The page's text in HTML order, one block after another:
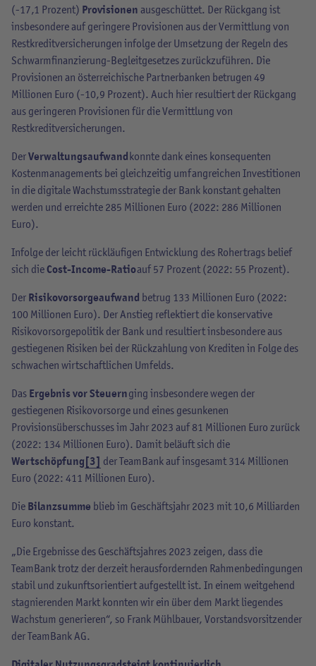
(-17,1 Prozent) Provisionen ausgeschüttet. Der Rückgang ist
insbesondere auf geringere Provisionen aus der Vermittlung von
Restkreditversicherungen infolge der Umsetzung der Regeln des
Schwarmfinanzierung-Begleitgesetzes zurückzuführen. Die
Provisionen an österreichische Partnerbanken betrugen 49
Millionen Euro (-10,9 Prozent). Auch hier resultiert der Rückgang
aus geringeren Provisionen für die Vermittlung von
Restkreditversicherungen.
DerVerwaltungsaufwandkonnte dank eines konsequenten
Kostenmanagements bei gleichzeitig umfangreichen Investitionen
in die digitale Wachstumsstrategie der Bank konstant gehalten
werden und erreichte 285 Millionen Euro (2022: 286 Millionen
Euro).
Infolge der leicht rückläufigen Entwicklung des Rohertrags belief
sich dieCost-Income-Ratioauf 57 Prozent (2022: 55 Prozent).
Der Risikovorsorgeaufwand betrug 133 Millionen Euro (2022:
100 Millionen Euro). Der Anstieg reflektiert die konservative
Risikovorsorgepolitik der Bank und resultiert insbesondere aus
gestiegenen Risiken bei der Rückzahlung von Krediten in Folge des
schwachen wirtschaftlichen Umfelds.
Das Ergebnis vor Steuernging insbesondere wegen der
gestiegenen Risikovorsorge und eines gesunkenen
Provisionsüberschusses im Jahr 2023 auf 81 Millionen Euro zurück
(2022: 134 Millionen Euro). Damit beläuft sich die
Wertschöpfung[3] der TeamBank auf insgesamt 314 Millionen
Euro (2022: 411 Millionen Euro).
Die Bilanzsumme blieb im Geschäftsjahr 2023 mit 10,6 Milliarden
Euro konstant.
„Die Ergebnisse des Geschäftsjahres 2023 zeigen, dass die
TeamBank trotz der derzeit herausfordernden Rahmenbedingungen
stabil und zukunftsorientiert aufgestellt ist. In einem weitgehend
stagnierenden Markt konnten wir ein über dem Markt liegendes
Wachstum generieren“, so Frank Mühlbauer, Vorstandsvorsitzender
der TeamBank AG.